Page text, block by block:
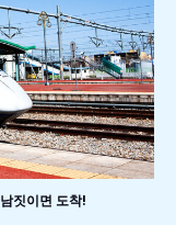
짓이면 도착!